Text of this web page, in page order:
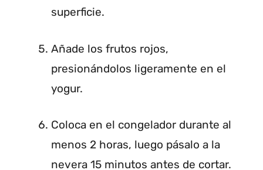
superficie.
Añade los frutos rojos,
presionándolos ligeramente en el
yogur.
Coloca en el congelador durante al
menos 2 horas, luego pásalo a la
nevera 15 minutos antes de cortar.